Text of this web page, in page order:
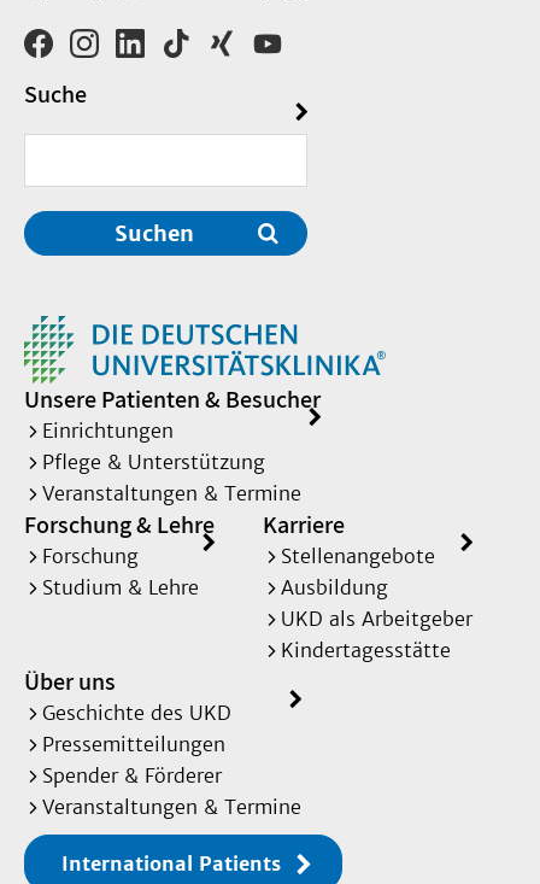
Suche
Suchen
Unsere Patienten & Besucher
Einrichtungen
Pflege & Unterstützung
Veranstaltungen & Termine
Forschung & Lehre
Forschung
Studium & Lehre
Karriere
Stellenangebote
Ausbildung
UKD als Arbeitgeber
Kindertagesstätte
Über uns
Geschichte des UKD
Pressemitteilungen
Spender & Förderer
Veranstaltungen & Termine
International Patients